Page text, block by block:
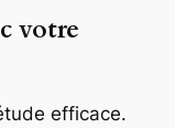
votre
efficace.